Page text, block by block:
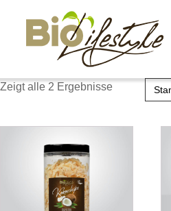
Zeigt alle 2 Ergebnisse